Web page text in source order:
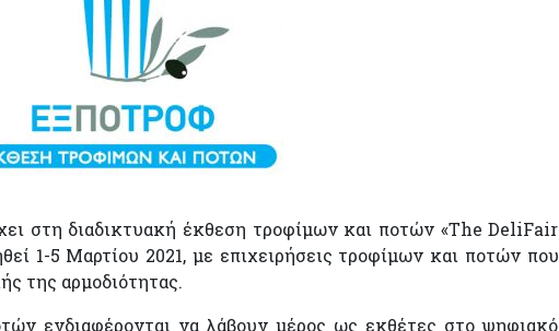
στη διαδικτυακή έκθεση τροφίμων και ποτών «The DeliFair
1-5 Μαρτίου 2021, με επιχειρήσεις τροφίμων και ποτών που
της αρμοδιότητας.
ενδιαφέρονται να λάβουν μέρος ως εκθέτες στο ψηφιακό